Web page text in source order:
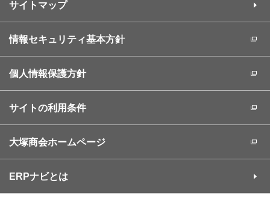
サイトマップ
情報セキュリティ基本方針
個人情報保護方針
サイトの利用条件
大塚商会ホームページ
ERPナビとは